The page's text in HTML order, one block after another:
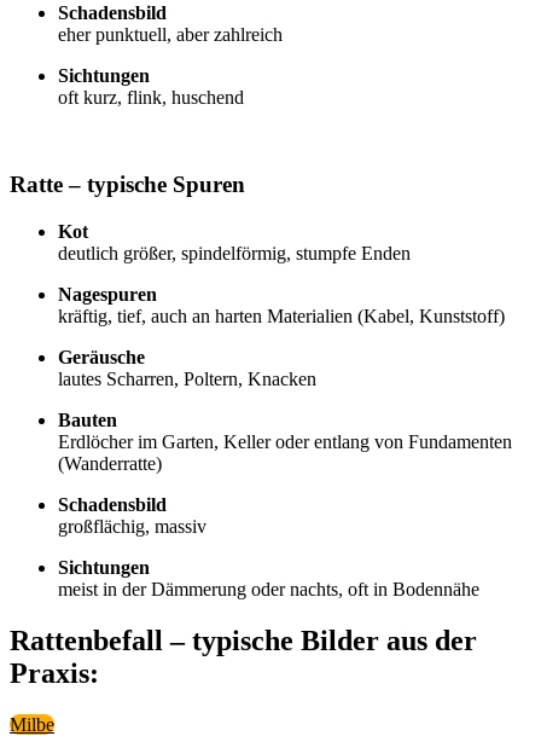
Scha­dens­bild
eher punk­tu­ell, aber zahl­reich
Sich­tun­gen
oft kurz, flink, huschend
Rat­te – typi­sche Spu­ren
Kot
deut­lich grö­ßer, spin­del­för­mig, stump­fe Enden
Nage­spu­ren
kräf­tig, tief, auch an har­ten Mate­ria­li­en (Kabel, Kunst­stoff)
Geräu­sche
lau­tes Schar­ren, Pol­tern, Kna­cken
Bau­ten
Erd­lö­cher im Gar­ten, Kel­ler oder ent­lang von Fun­da­men­ten
(Wan­der­rat­te)
Scha­dens­bild
groß­flä­chig, mas­siv
Sich­tun­gen
meist in der Däm­me­rung oder nachts, oft in Boden­nä­he
Rat­ten­be­fall – typi­sche Bil­der aus der
Pra­xis:
Mil­be